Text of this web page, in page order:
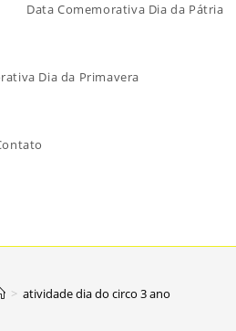
Data Comemorativa Dia da Pátria
Dia da Primavera
> atividade dia do circo 3 ano